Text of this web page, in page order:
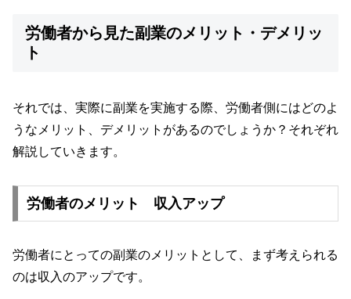
労働者から見た副業のメリット・デメリッ
ト
それでは、実際に副業を実施する際、労働者側にはどのよ
うなメリット、デメリットがあるのでしょうか？それぞれ
解説していきます。
労働者のメリット 収入アップ
労働者にとっての副業のメリットとして、まず考えられる
のは収入のアップです。